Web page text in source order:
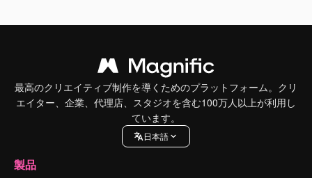
最高のクリエイティブ制作を導くためのプラットフォーム。クリ
エイター、企業、代理店、スタジオを含む100万人以上が利用し
ています。
日本語
製品